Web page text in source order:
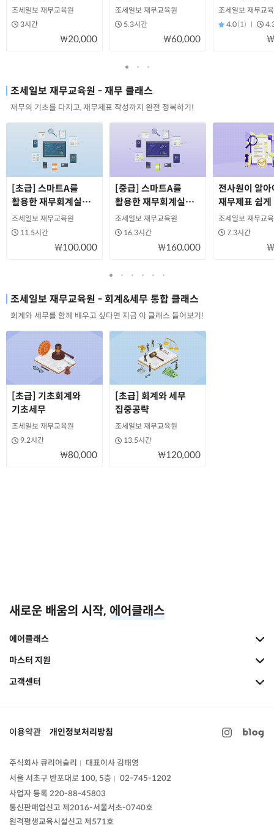
조세일보 재무교육원
3시간
₩20,000
조세일보 재무교육원
5.3시간
₩60,000
회계실무
조세일보 재무교
4.0(1)
조세일보 재무교육원 - 재무 클래스
재무의 기초를 다지고, 재무제표 작성까지 완전 정복하기!
[초급] 스마트A를
활용한 재무회계실무
Basic
조세일보 재무교육원
11.5시간
₩100,000
[중급] 스마트A를
활용한 재무회계실무
Master
조세일보 재무교육원
16.3시간
₩160,000
전사원이 알아
재무제표 쉽게
조세일보 재무교
7.3시간
조세일보 재무교육원 - 회계&세무 통합 클래스
회계와 세무를 함께 배우고 싶다면 지금 이 클래스 들어보기!
[초급] 기초회계와
기초세무
조세일보 재무교육원
9.2시간
₩80,000
[초급] 회계와 세무
집중공략
조세일보 재무교육원
13.5시간
₩120,000
새로운 배움의 시작, 에어클래스
에어클래스
마스터 지원
고객센터
이용약관 개인정보처리방침
주식회사 큐리어슬리
대표이사 김태영
서울 서초구 반포대로 100, 5층
02-745-1202
사업자 등록 220-88-45803
통신판매업신고제2016-서울서초-0740호
원격평생교육시설신고 제571호